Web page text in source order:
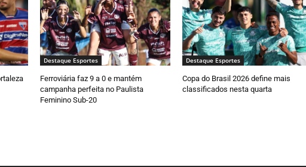
Destaque Esportes
Ferroviária faz 9 a 0 e mantém
campanha perfeita no Paulista
Feminino Sub-20
Destaque Esportes
Copa do Brasil 2026 define mais
classificados nesta quarta